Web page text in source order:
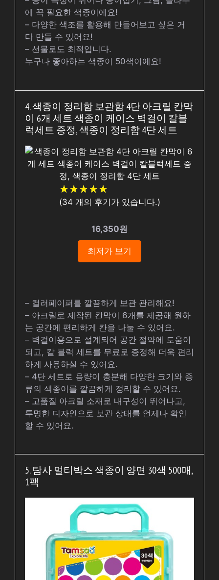
에 꼭 필요한 색종이에요!
– 다양한 색조를 활용해 만들어보고 싶은 거
다 만들 수 있어요!
– 선물로도 최적입니다.
누구나 좋아하는 색종이 50색이에요!
4. 색종이 정리함 보관함 4단 아크릴 칸막
이 6개 세트 색종이 케이스 벽걸이 칼블
럭세트 증정, 색종이 정리함 4단 세트
★★★★★
★★★★★
(34 개의 후기가 있습니다.)
16,350원
최저가 보기
– 컬러페이퍼를 깔끔하게 보관 관리해요!
– 아크릴로 제작된 칸막이 6개를 제공해 원하
는 공간에 편리하게 칸을 나눌 수 있어요.
– 벽걸이용으로 설계되어 공간 절약에 도움이
되고, 칼 블럭 세트를 무료로 증정해 더욱 편리
하게 사용하실 수 있어요.
– 4단 세트로 용량이 충분해 다양한 크기와 종
류의 색종이를 깔끔하게 정리할 수 있어요.
– 고품질 아크릴 소재로 내구성이 뛰어나고,
투명한 디자인으로 보관 상태를 언제나 확인
할 수 있어요.
5. 탐사 멀티박스 색종이 양면 30색 500매,
1팩